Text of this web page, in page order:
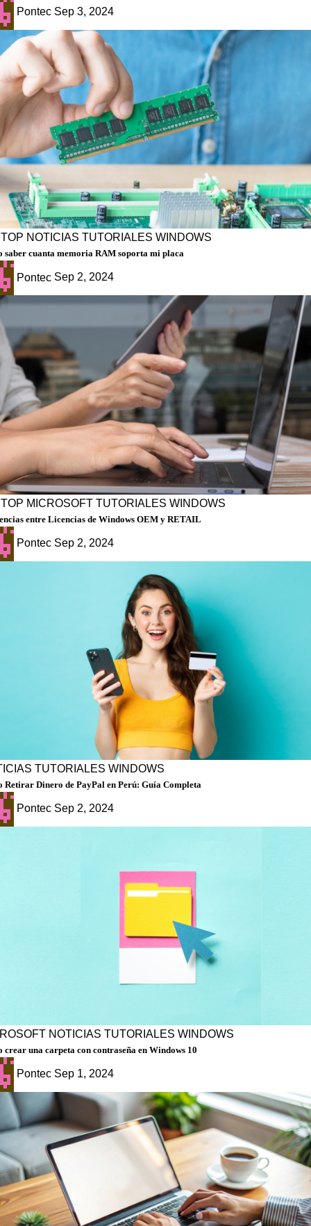
Pontec Sep 3, 2024
NOTICIAS TUTORIALES WINDOWS
saber cuanta memoria RAM soporta mi placa
Pontec Sep 2, 2024
MICROSOFT TUTORIALES WINDOWS
entre Licencias de Windows OEM y RETAIL
Pontec Sep 2, 2024
TUTORIALES WINDOWS
Retirar Dinero de PayPal en Perú: Guía Completa
Pontec Sep 2, 2024
NOTICIAS TUTORIALES WINDOWS
crear una carpeta con contraseña en Windows 10
Pontec Sep 1, 2024